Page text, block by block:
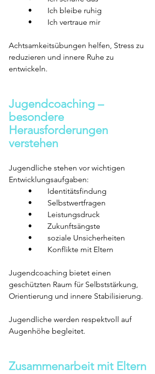
	•	Ich bleibe ruhig
	•	Ich vertraue mir
Achtsamkeitsübungen helfen, Stress zu
reduzieren und innere Ruhe zu
entwickeln.
Jugendcoaching –
besondere
Herausforderungen
verstehen
Jugendliche stehen vor wichtigen
Entwicklungsaufgaben:
	•	Identitätsfindung
	•	Selbstwertfragen
	•	Leistungsdruck
	•	Zukunftsängste
	•	soziale Unsicherheiten
	•	Konflikte mit Eltern
Jugendcoaching bietet einen
geschützten Raum für Selbststärkung,
Orientierung und innere Stabilisierung.
Jugendliche werden respektvoll auf
Augenhöhe begleitet.
Zusammenarbeit mit Eltern